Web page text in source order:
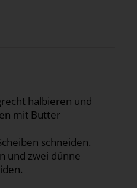
halbieren und
mit Butter
schneiden.
und zwei dünne